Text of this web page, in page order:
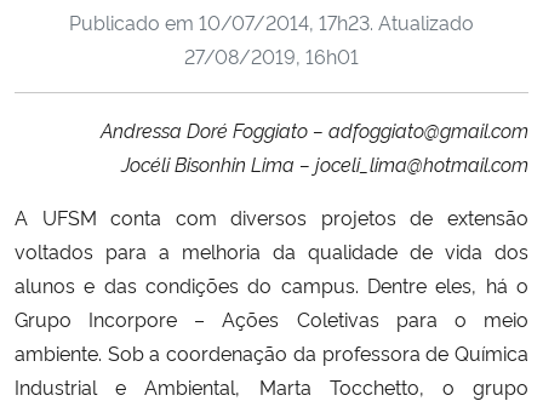
Ministério da Cidadania
Ministério da Ciência, Tecnologia, Inovações e Comunicações
Ministério do Meio Ambiente
Publicado em 10/07/2014, 17h23. Atualizado
27/08/2019, 16h01
Andressa Doré Foggiato – adfoggiato@gmail.com
Jocéli Bisonhin Lima – joceli_lima@hotmail.com
A UFSM conta com diversos projetos de extensão
voltados para a melhoria da qualidade de vida dos
alunos e das condições do campus. Dentre eles, há o
Grupo Incorpore – Ações Coletivas para o meio
ambiente. Sob a coordenação da professora de Química
Industrial e Ambiental, Marta Tocchetto, o grupo